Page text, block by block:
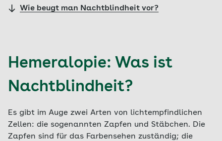
Wie beugt man Nachtblindheit vor?
Hemeralopie: Was ist
Nachtblindheit?
Es gibt im Auge zwei Arten von lichtempfindlichen
Zellen: die sogenannten Zapfen und Stäbchen. Die
Zapfen sind für das Farbensehen zuständig; die